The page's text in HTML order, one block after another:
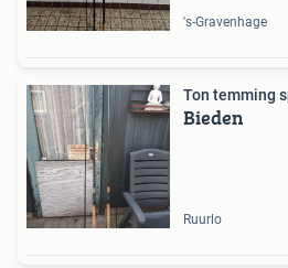
's-Gravenhage
Ton temming
Bieden
Ruurlo